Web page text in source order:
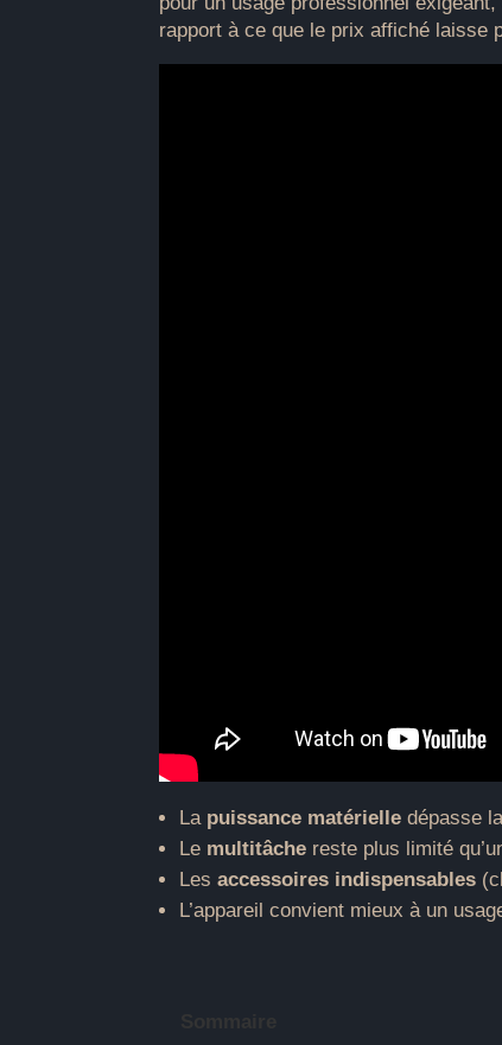
rapport à ce que le prix affiché laisse
La puissance matérielle dépasse
Le multitâche reste plus limité
Lesaccessoires indispensables
L’appareil convient mieux à un